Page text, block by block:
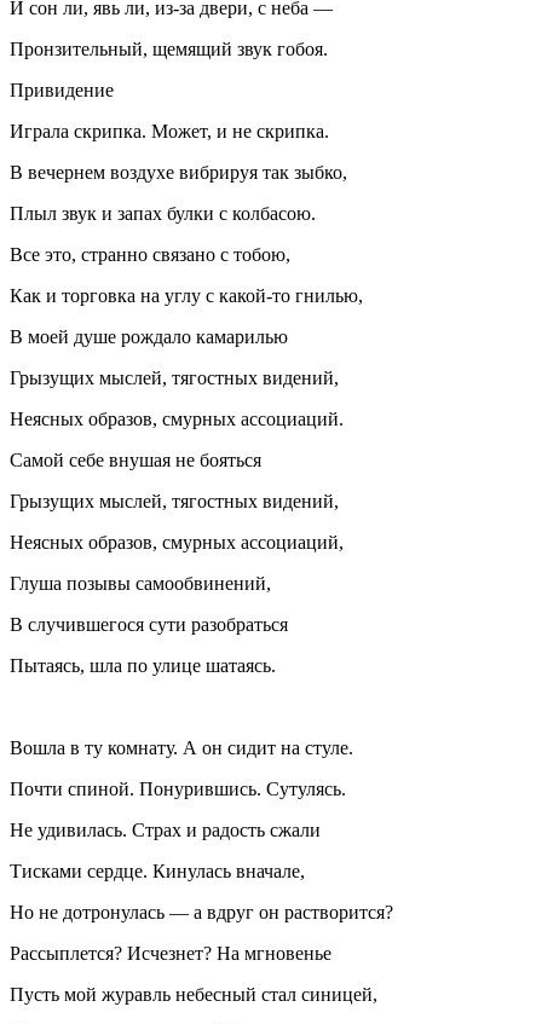
И сон ли, явь ли, из-за двери, с неба —
Пронзительный, щемящий звук гобоя.
Привидение
Играла скрипка. Может, и не скрипка.
В вечернем воздухе вибрируя так зыбко,
Плыл звук и запах булки с колбасою.
Все это, странно связано с тобою,
Как и торговка на углу с какой-то гнилью,
В моей душе рождало камарилью
Грызущих мыслей, тягостных видений,
Неясных образов, смурных ассоциаций.
Самой себе внушая не бояться
Грызущих мыслей, тягостных видений,
Неясных образов, смурных ассоциаций,
Глуша позывы самообвинений,
В случившегося сути разобраться
Пытаясь, шла по улице шатаясь.
Вошла в ту комнату. А он сидит на стуле.
Почти спиной. Понурившись. Сутулясь.
Не удивилась. Страх и радость сжали
Тисками сердце. Кинулась вначале,
Но не дотронулась — а вдруг он растворится?
Рассыплется? Исчезнет? На мгновенье
Пусть мой журавль небесный стал синицей,